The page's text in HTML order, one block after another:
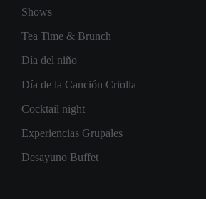
Shows
Tea Time & Brunch
Día del niño
Día de la Canción Criolla
Cocktail night
Experiencias Grupales
Desayuno Buffet